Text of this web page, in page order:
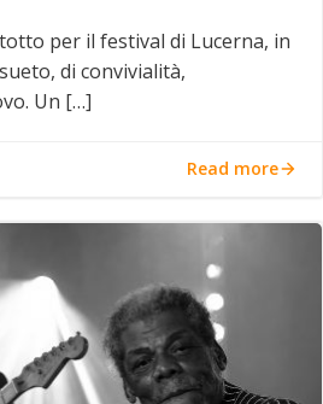
per il festival di Lucerna, in
di convivialità,
Un […]
Read more